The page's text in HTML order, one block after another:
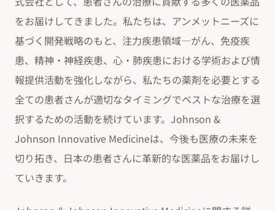
をお届けしてきました。私たちは、アンメットニーズに
基づく開発戦略のもと、注力疾患領域―がん、免疫疾
患、精神・神経疾患、心・肺疾患における学術および情
報提供活動を強化しながら、私たちの薬剤を必要とする
全ての患者さんが適切なタイミングでベストな治療を選
択するための活動を続けています。Johnson &
Johnson Innovative Medicineは、今後も医療の未来を
切り拓き、日本の患者さんに革新的な医薬品をお届けし
ていきます。